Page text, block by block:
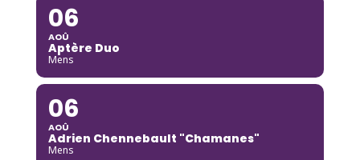
06
AOÛ
Aptère Duo
Mens
06
AOÛ
Adrien Chennebault "Chamanes"
Mens